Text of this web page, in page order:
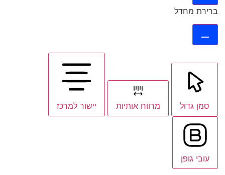
ברירת מחדל
סמן גדול מרווח אותיות יישור למרכז
עובי גופן